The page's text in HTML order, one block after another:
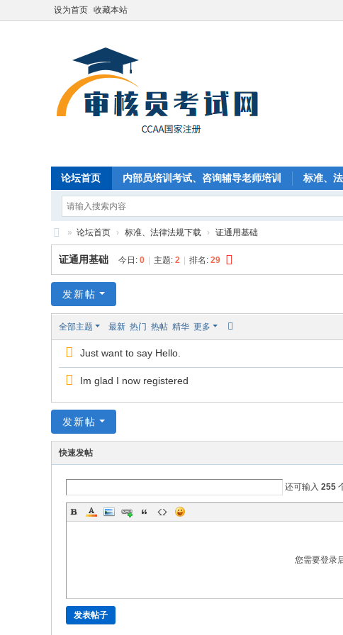
设为首页 收藏本站
论坛首页 内部员培训考试、咨询辅导老师培训 标准、
CCAA国家注册审核员新手入门
C
C
A
核
员
» 论坛首页 › 标准、法律法规下载 › 证通用基础
证通用基础 今日: 0 主题: 2 排名: 29
发新帖
全部主题 最新 热门 热帖 精华 更多
Just want to say Hello.
Im glad I now registered
发新帖
快速发帖
还可输入 255
您需要登录
发表帖子